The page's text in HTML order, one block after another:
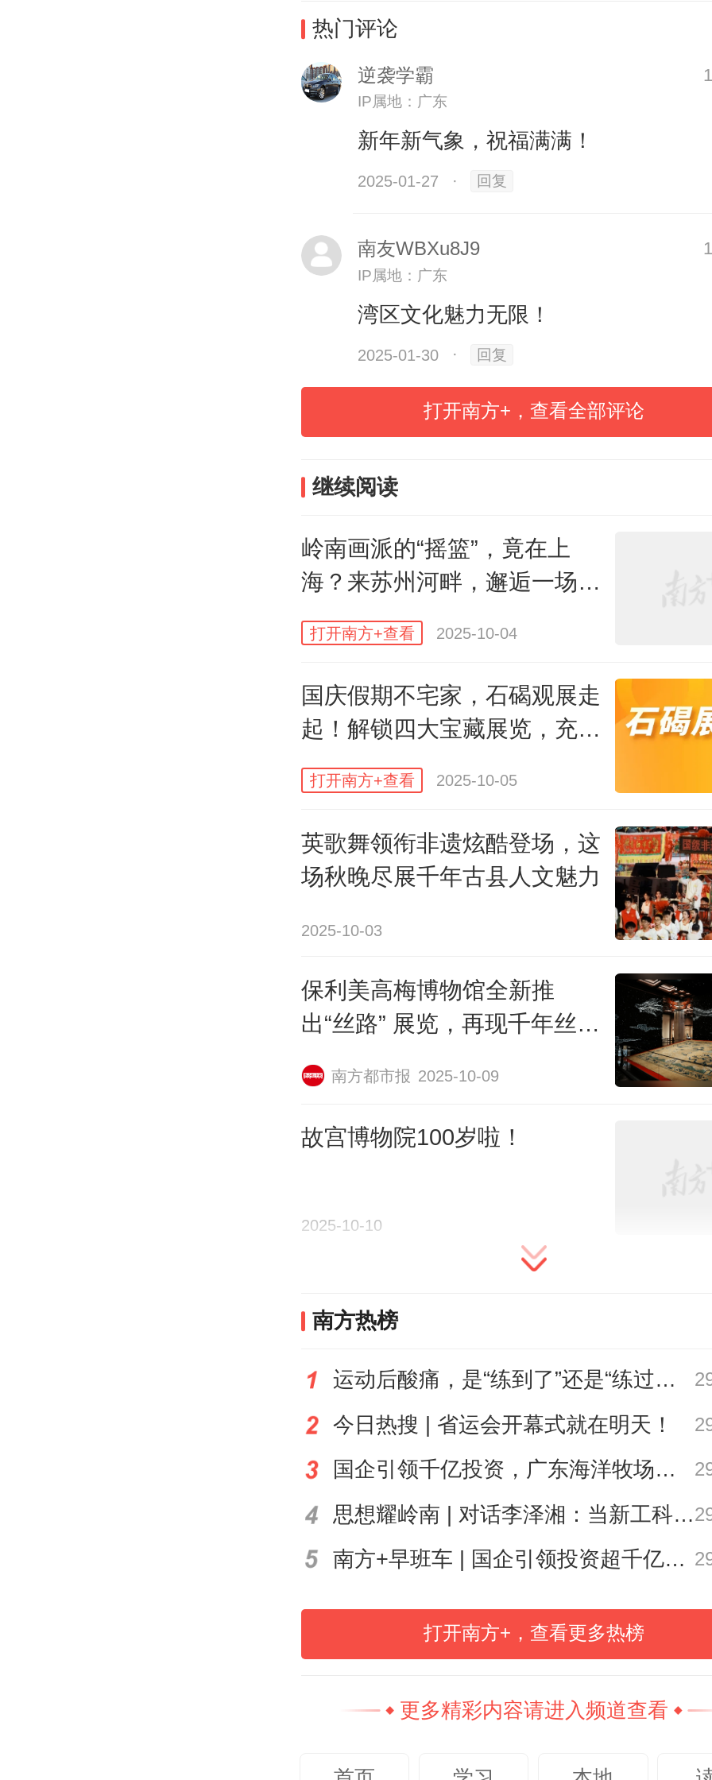
以碗为台，恭贺新禧——
黄釉胡人俑携手玉舞人，一场霹雳舞
身怀绝技的古人剑舞乾坤，“武”福临门，
岭南大地，文脉源远流长，视频中的文
历史长河中，粤港澳大湾区所在地区就
文化交流的前沿地带。“洋船争出是官商
行。”一首清代竹枝词描绘出两百多年前
商贸繁荣的景象。
视频中出现的众多当时出口热销产品，
个时期应运而生。
在那个没有摄影技术的年代，这些精美
远的西方展示东方的人文风情。
诉说着一段段繁华过往，牵系着三
共同的情感。
热门评论
逆袭学霸
IP属地：广东
新年新气象，祝福满满！
2025-01-27 · 回复
南友WBXu8J9
IP属地：广东
湾区文化魅力无限！
2025-01-30 · 回复
打开南方+，查看全部评论
继续阅读
岭南画派的“摇篮”，竟在上
海？来苏州河畔，邂逅一场光
影交织的百年对话
打开南方+查看 2025-10-04
国庆假期不宅家，石碣观展走
起！解锁四大宝藏展览，充实
您的黄金周
打开南方+查看 2025-10-05
英歌舞领衔非遗炫酷登场，这
场秋晚尽展千年古县人文魅力
2025-10-03
保利美高梅博物馆全新推
出“丝路” 展览，再现千年丝路
南方都市报 2025-10-09
故宫博物院100岁啦！
2025-10-10
南方热榜
运动后酸痛，是“练到了”还是“练过了”？
今日热搜 | 省运会开幕式就在明天！
国企引领千亿投资，广东海洋牧场这场会议信息量很大
思想耀岭南 | 对话李泽湘：当新工科教育遇上大湾区超级供应链
南方+早班车 | 国企引领投资超千亿！广东现代化海洋牧场建设提速
打开南方+，查看更多热榜
更多精彩内容请进入频道查看